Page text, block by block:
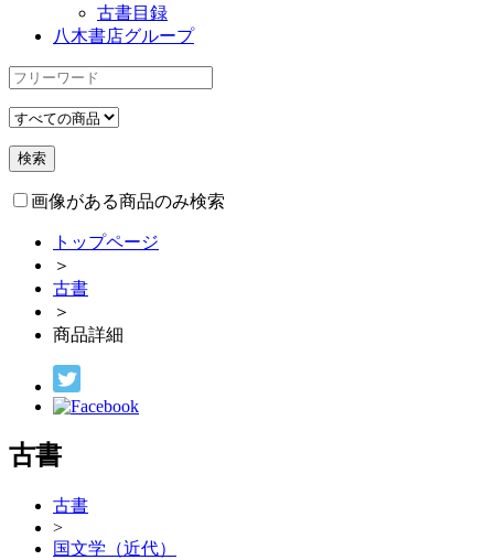
古書目録
八木書店グループ
画像がある商品のみ検索
トップページ
＞
古書
＞
商品詳細
古書
古書
>
国文学（近代）